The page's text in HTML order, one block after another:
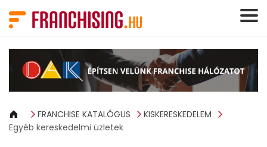
FRANCHISE KATALÓGUS
KISKERESKEDELEM
Egyéb kereskedelmi üzletek